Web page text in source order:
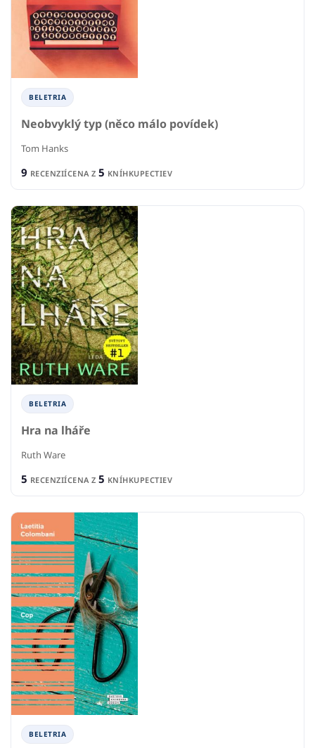
BELETRIA
Neobvyklý typ (něco málo povídek)
Tom Hanks
9 RECENZIÍCENA Z 5 KNÍHKUPECTIEV
BELETRIA
Hra na lháře
Ruth Ware
5 RECENZIÍCENA Z 5 KNÍHKUPECTIEV
BELETRIA